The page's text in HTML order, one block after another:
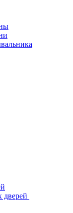
дверей